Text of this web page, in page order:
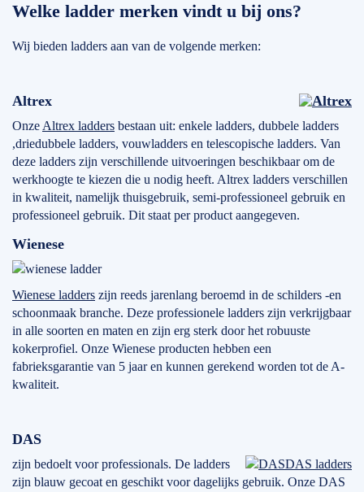
Welke ladder merken vindt u bij ons?
Wij bieden ladders aan van de volgende merken:
Altrex
Onze Altrex ladders bestaan uit: enkele ladders, dubbele ladders
,driedubbele ladders, vouwladders en telescopische ladders. Van
deze ladders zijn verschillende uitvoeringen beschikbaar om de
werkhoogte te kiezen die u nodig heeft. Altrex ladders verschillen
in kwaliteit, namelijk thuisgebruik, semi-professioneel gebruik en
professioneel gebruik. Dit staat per product aangegeven.
Wienese
Wienese ladders zijn reeds jarenlang beroemd in de schilders -en
schoonmaak branche. Deze professionele ladders zijn verkrijgbaar
in alle soorten en maten en zijn erg sterk door het robuuste
kokerprofiel. Onze Wienese producten hebben een
fabrieksgarantie van 5 jaar en kunnen gerekend worden tot de A-
kwaliteit.
DAS
DAS ladders
zijn bedoelt voor professionals. De ladders
zijn blauw gecoat en geschikt voor dagelijks gebruik. Onze DAS